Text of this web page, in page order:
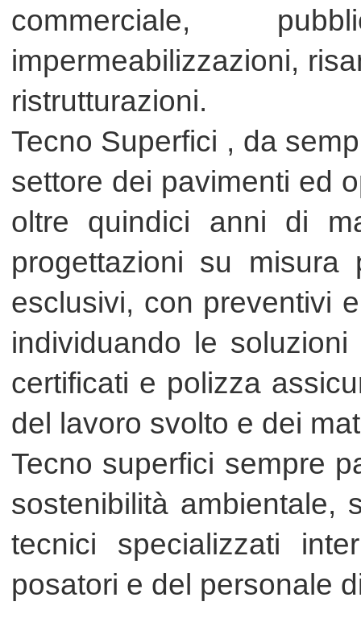
oltre quindici anni di
progettazioni su misura per
esclusivi, con preventivi e
individuando le soluzioni
certificati e polizza assicurativa
del lavoro svolto e dei materiali
Tecno superfici sempre
sostenibilità ambientale, si
tecnici specializzati interni
posatori e del personale di
Contatti ed info :
Tel./Fax (+39) 07211633003
Cell. (+39) 3385298442
http://www.pavimenti-di-
ATTIVITÀ
Realizzazione pavimenti in